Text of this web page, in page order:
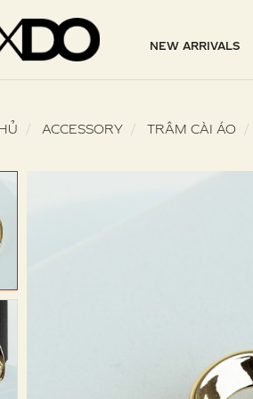
NEW ARRIVALS
ACCESSORY TRÂM CÀI ÁO